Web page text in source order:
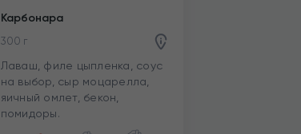
Карбонара
300 г
Лаваш, филе цыпленка, соус
на выбор, сыр моцарелла,
яичный омлет, бекон,
помидоры.